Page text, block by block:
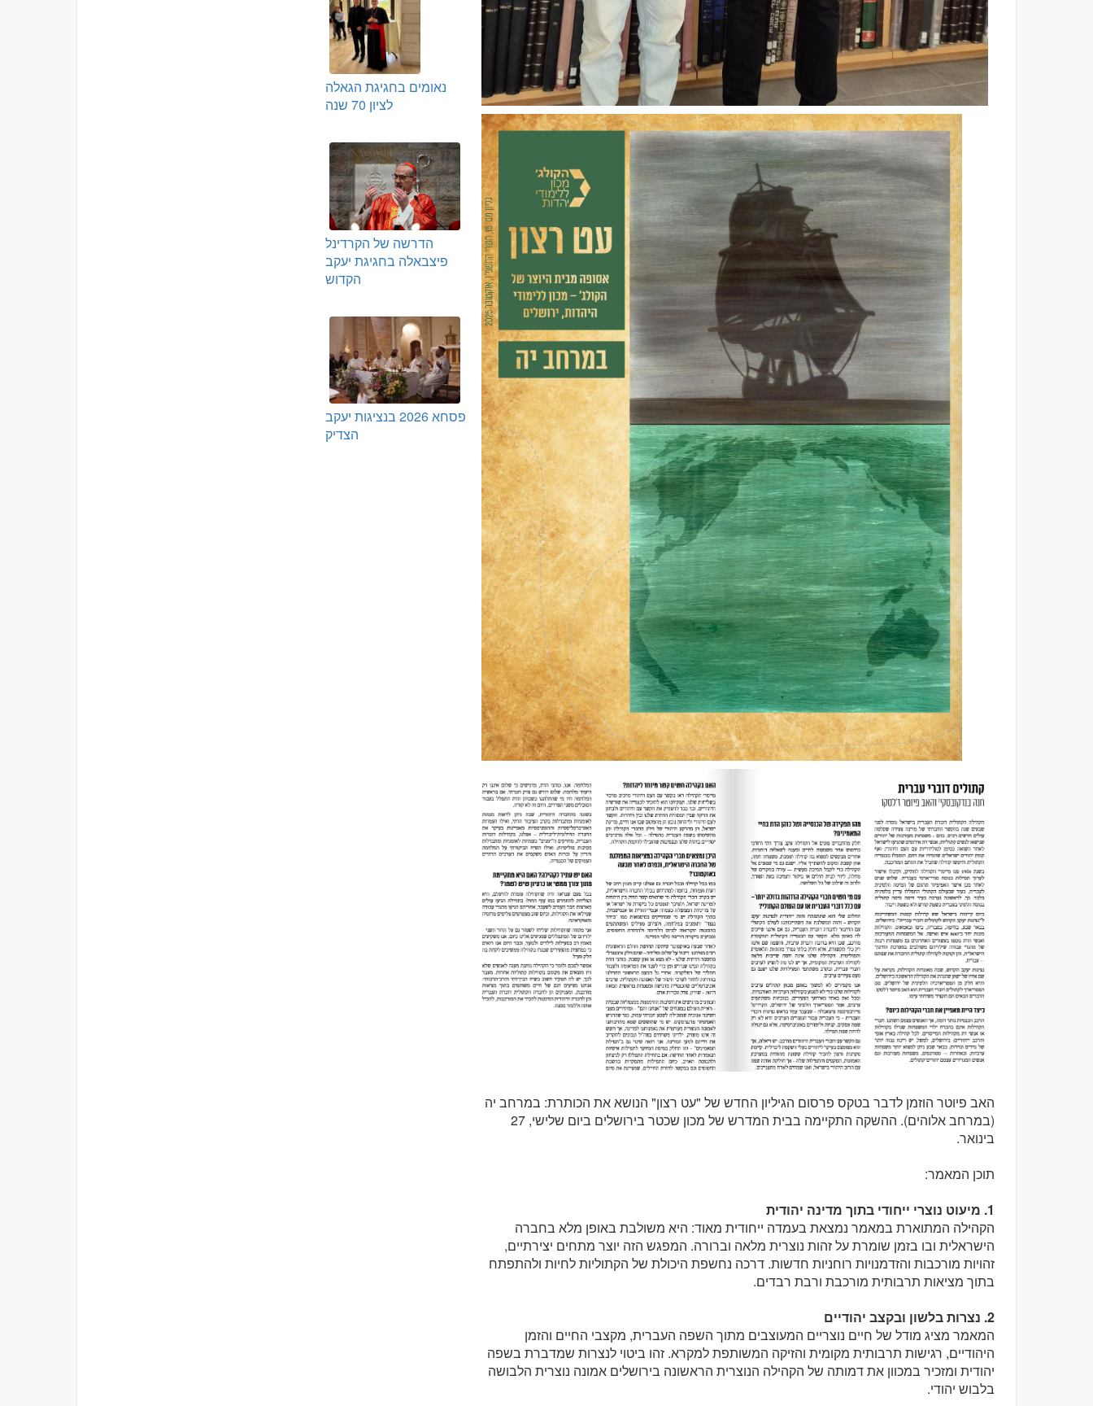
האב פיוטר הוזמן לדבר בטקס פרסום הגיליון החדש של "עט רצון" הנושא את הכותרת: במרחב יה
(במרחב אלוהים). ההשקה התקיימה בבית המדרש של מכון שכטר בירושלים ביום שלישי, 27
בינואר.
תוכן המאמר:
1. מיעוט נוצרי ייחודי בתוך מדינה יהודית
הקהילה המתוארת במאמר נמצאת בעמדה ייחודית מאוד: היא משולבת באופן מלא בחברה
הישראלית ובו בזמן שומרת על זהות נוצרית מלאה וברורה. המפגש הזה יוצר מתחים יצירתיים,
זהויות מורכבות והזדמנויות רוחניות חדשות. דרכה נחשפת היכולת של הקתוליות לחיות ולהתפתח
בתוך מציאות תרבותית מורכבת ורבת רבדים.
2. נצרות בלשון ובקצב יהודיים
המאמר מציג מודל של חיים נוצריים המעוצבים מתוך השפה העברית, מקצבי החיים והזמן
היהודיים, רגישות תרבותית מקומית והזיקה המשותפת למקרא. זהו ביטוי לנצרות שמדברת בשפה
יהודית ומזכיר במכוון את דמותה של הקהילה הנוצרית הראשונה בירושלים אמונה נוצרית הלבושה
בלבוש יהודי.
נאומים בחגיגת הגאלה
לציון 70 שנה
הדרשה של הקרדינל
פיצבאלה בחגיגת יעקב
הקדוש
פסחא 2026 בנציגות יעקב
הצדיק